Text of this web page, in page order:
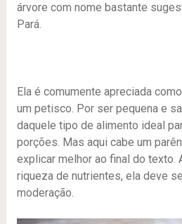
árvore com nome bastante
Pará.
Ela é comumente apreciada
um petisco. Por ser pequena e
daquele tipo de alimento ideal
porções. Mas aqui cabe um
explicar melhor ao final do texto.
riqueza de nutrientes, ela deve
moderação.